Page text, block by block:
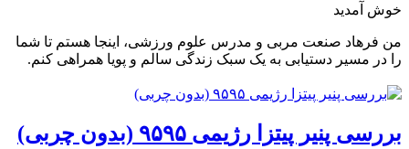
خوش آمدید
من فرهاد صنعت مربی و مدرس علوم ورزشی، اینجا هستم تا شما
را در مسیر دستیابی به یک سبک زندگی سالم و پویا همراهی کنم.
بررسی پنیر پیتزا رژیمی ۹۵۹۵ (بدون چربی)